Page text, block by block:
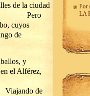
de la ciudad
cuyos
de
y
el Alférez,
Por
LA